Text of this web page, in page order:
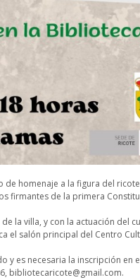
de homenaje a la figura del
firmantes de la primera
la villa, y con la actuación del
el salón principal del Centro
y es necesaria la inscripción en
bibliotecaricote@gmail.com.